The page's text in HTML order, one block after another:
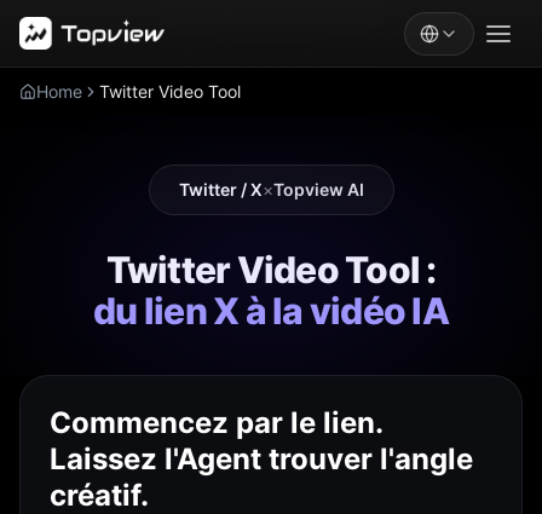
Home Twitter Video Tool
Twitter / X×Topview AI
Twitter Video Tool :
du lien X à la vidéo IA
Commencez par le lien.
Laissez l'Agent trouver l'angle
créatif.